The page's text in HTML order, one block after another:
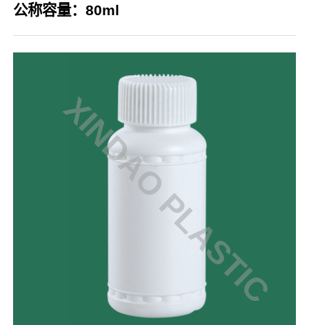
公称容量：80ml
XINDAO PLASTIC